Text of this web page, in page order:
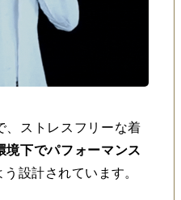
、ストレスフリーな着
境下でパフォーマンス
う設計されています。